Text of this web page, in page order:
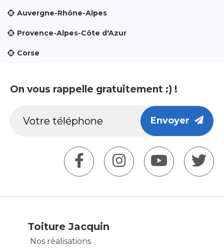
Auvergne-Rhône-Alpes
Provence-Alpes-Côte d'Azur
Corse
On vous rappelle gratuitement :) !
Envoyer
Toiture Jacquin
Nos réalisations